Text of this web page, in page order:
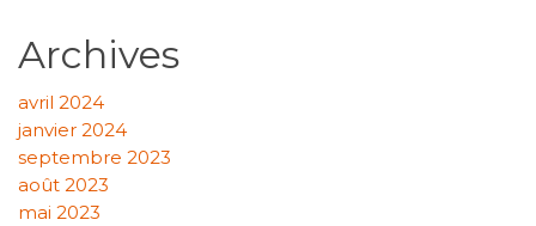
Archives
avril 2024
janvier 2024
septembre 2023
août 2023
mai 2023